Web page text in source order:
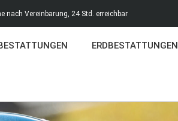
nach Vereinbarung, 24 Std. erreichbar
ERDBESTATTUNGEN